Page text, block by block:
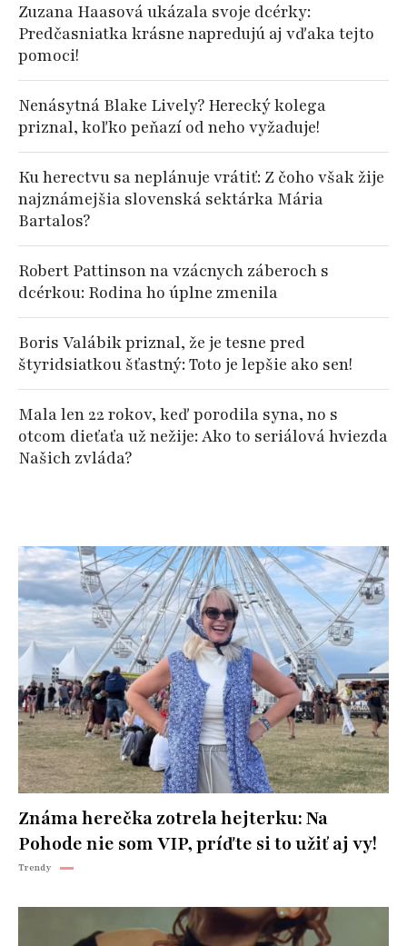
Zuzana Haasová ukázala svoje dcérky:
Predčasniatka krásne napredujú aj vďaka tejto
pomoci!
Nenásytná Blake Lively? Herecký kolega
priznal, koľko peňazí od neho vyžaduje!
Ku herectvu sa neplánuje vrátiť: Z čoho však žije
najznámejšia slovenská sektárka Mária
Bartalos?
Robert Pattinson na vzácnych záberoch s
dcérkou: Rodina ho úplne zmenila
Boris Valábik priznal, že je tesne pred
štyridsiatkou šťastný: Toto je lepšie ako sen!
Mala len 22 rokov, keď porodila syna, no s
otcom dieťaťa už nežije: Ako to seriálová hviezda
Našich zvláda?
Známa herečka zotrela hejterku: Na
Pohode nie som VIP, príďte si to užiť aj vy!
Trendy